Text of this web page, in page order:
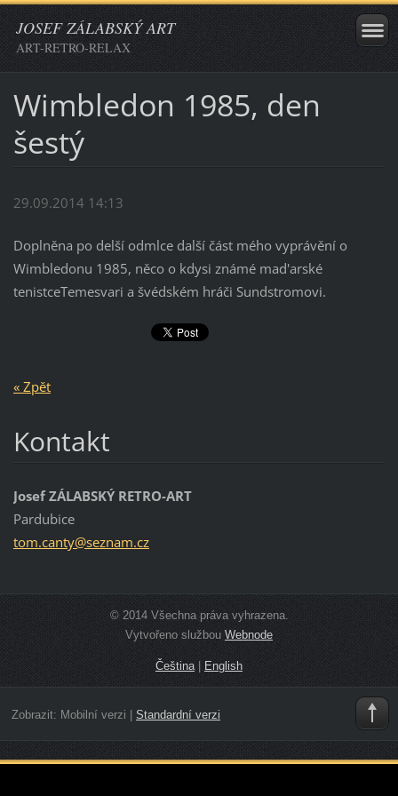
JOSEF ZÁLABSKÝ ART
ART-RETRO-RELAX
Wimbledon 1985, den
šestý
29.09.2014 14:13
Doplněna po delší odmlce další část mého vyprávění o
Wimbledonu 1985, něco o kdysi známé mad'arské
tenistceTemesvari a švédském hráči Sundstromovi.
« Zpět
Kontakt
Josef ZÁLABSKÝ RETRO-ART
Pardubice
tom.canty@seznam.cz
© 2014 Všechna práva vyhrazena.
Vytvořeno službouWebnode
Čeština | English
Zobrazit: Mobilní verzi Standardní verzi